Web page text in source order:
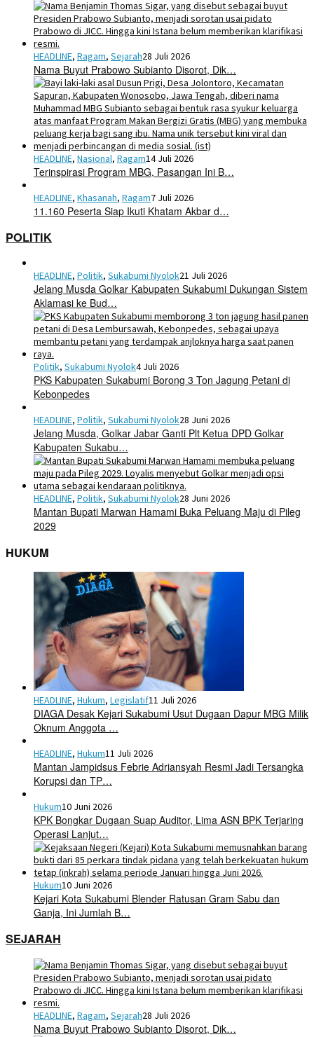
HEADLINE, Ragam, Sejarah28 Juli 2026
Nama Buyut Prabowo Subianto Disorot, Dik…
HEADLINE, Nasional, Ragam14 Juli 2026
Terinspirasi Program MBG, Pasangan Ini B…
HEADLINE, Khasanah, Ragam7 Juli 2026
11.160 Peserta Siap Ikuti Khatam Akbar d…
POLITIK
HEADLINE, Politik, Sukabumi Nyolok21 Juli 2026
Jelang Musda Golkar Kabupaten Sukabumi Dukungan Sistem
Aklamasi ke Bud…
Politik, Sukabumi Nyolok4 Juli 2026
PKS Kabupaten Sukabumi Borong 3 Ton Jagung Petani di
Kebonpedes
HEADLINE, Politik, Sukabumi Nyolok28 Juni 2026
Jelang Musda, Golkar Jabar Ganti Plt Ketua DPD Golkar
Kabupaten Sukabu…
HEADLINE, Politik, Sukabumi Nyolok28 Juni 2026
Mantan Bupati Marwan Hamami Buka Peluang Maju di Pileg
2029
HUKUM
HEADLINE, Hukum, Legislatif11 Juli 2026
DIAGA Desak Kejari Sukabumi Usut Dugaan Dapur MBG Milik
Oknum Anggota …
HEADLINE, Hukum11 Juli 2026
Mantan Jampidsus Febrie Adriansyah Resmi Jadi Tersangka
Korupsi dan TP…
Hukum10 Juni 2026
KPK Bongkar Dugaan Suap Auditor, Lima ASN BPK Terjaring
Operasi Lanjut…
Hukum10 Juni 2026
Kejari Kota Sukabumi Blender Ratusan Gram Sabu dan
Ganja, Ini Jumlah B…
SEJARAH
HEADLINE, Ragam, Sejarah28 Juli 2026
Nama Buyut Prabowo Subianto Disorot, Dik…